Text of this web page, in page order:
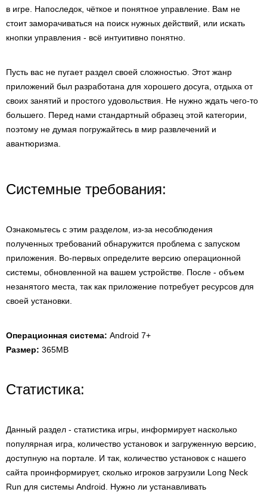
в игре. Напоследок, чёткое и понятное управление. Вам не
стоит заморачиваться на поиск нужных действий, или искать
кнопки управления - всё интуитивно понятно.
Пусть вас не пугает раздел своей сложностью. Этот жанр
приложений был разработана для хорошего досуга, отдыха от
своих занятий и простого удовольствия. Не нужно ждать чего-то
большего. Перед нами стандартный образец этой категории,
поэтому не думая погружайтесь в мир развлечений и
авантюризма.
Системные требования:
Ознакомьтесь с этим разделом, из-за несоблюдения
полученных требований обнаружится проблема с запуском
приложения. Во-первых определите версию операционной
системы, обновленной на вашем устройстве. После - объем
незанятого места, так как приложение потребует ресурсов для
своей установки.
Операционная система: Android 7+
Размер: 365MB
Статистика:
Данный раздел - статистика игры, информирует насколько
популярная игра, количество установок и загруженную версию,
доступную на портале. И так, количество установок с нашего
сайта проинформирует, сколько игроков загрузили Long Neck
Run для системы Android. Нужно ли устанавливать